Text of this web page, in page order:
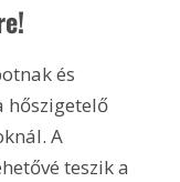
és
hőszigetelő
A
teszik a